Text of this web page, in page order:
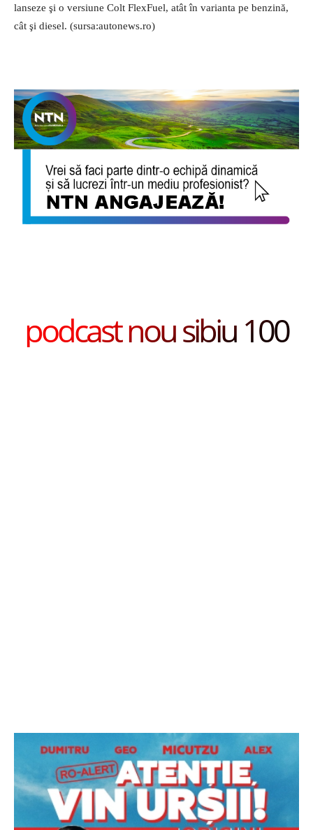
lanseze şi o ver­siune Colt FlexFuel, atât în va­rianta pe benzină,
cât şi diesel. (sursa:autonews.ro)
podcast nou sibiu 100